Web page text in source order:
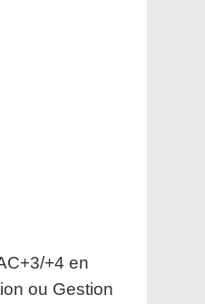
+4 en
ou Gestion